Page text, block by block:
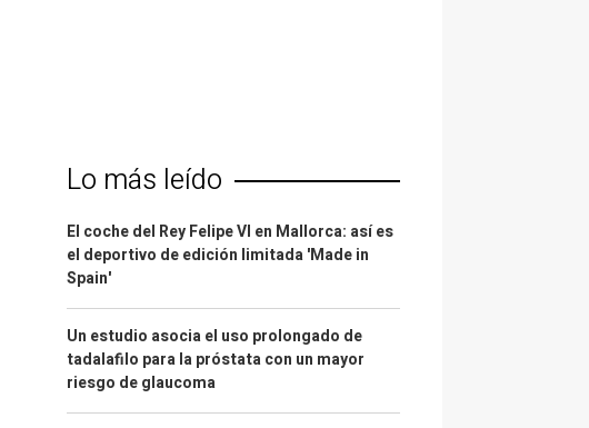
Lo más leído
El coche del Rey Felipe VI en Mallorca: así es
el deportivo de edición limitada 'Made in
Spain'
Un estudio asocia el uso prolongado de
tadalafilo para la próstata con un mayor
riesgo de glaucoma